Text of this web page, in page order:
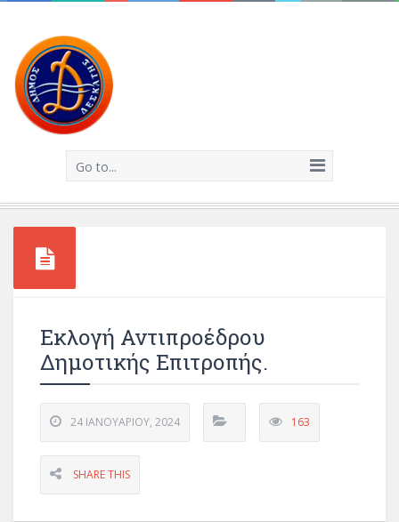
Go to...
Εκλογή Αντιπροέδρου
Δημοτικής Επιτροπής.
24 ΙΑΝΟΥΑΡΊΟΥ, 2024 163
SHARE THIS